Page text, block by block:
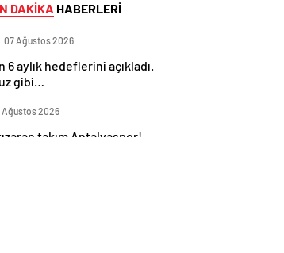
DAKİKA HABERLERİ
07 Ağustos 2026
6 aylık hedeflerini açıkladı.
gibi…
Ağustos 2026
takım Antalyaspor!